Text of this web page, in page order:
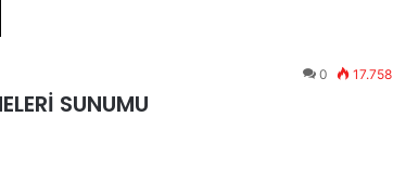
0 17.758
SUNUMU